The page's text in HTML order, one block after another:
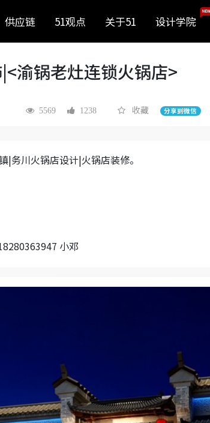
供应链 51观点 关于51 设计学院
NEW
渝锅老灶连锁火锅店>
5569 1238 收藏 分享到微信
川火锅店设计|火锅店装修。
小邓